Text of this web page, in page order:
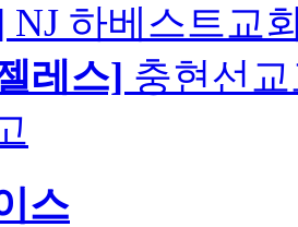
NJ 하베스트교
레스] 충현선
스